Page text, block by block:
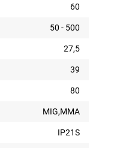
60
50 - 500
27,5
39
80
MIG,MMA
IP21S